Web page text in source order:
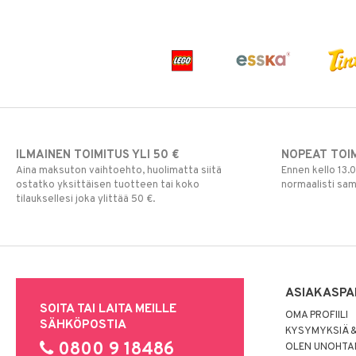
ILMAINEN TOIMITUS YLI 50 €
Aina maksuton vaihtoehto, huolimatta siitä
ostatko yksittäisen tuotteen tai koko
tilauksellesi joka ylittää 50 €.
NOPEAT
Ennen kello
normaalisti
SOITA TAI LAITA MEILLE
SÄHKÖPOSTIA
0800 9 18486
OMA PROFIILI
KYSYMYKSIÄ
OLEN